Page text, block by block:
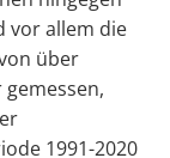
vor allem die
über
1991-2020